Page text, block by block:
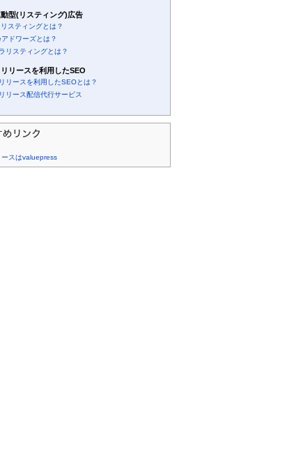
型(リスティング)広告
スティングとは？
ドワーズとは？
リスティングとは？
リースを利用したSEO
リースを利用したSEOとは？
リース配信代行サービス
ースはvaluepress